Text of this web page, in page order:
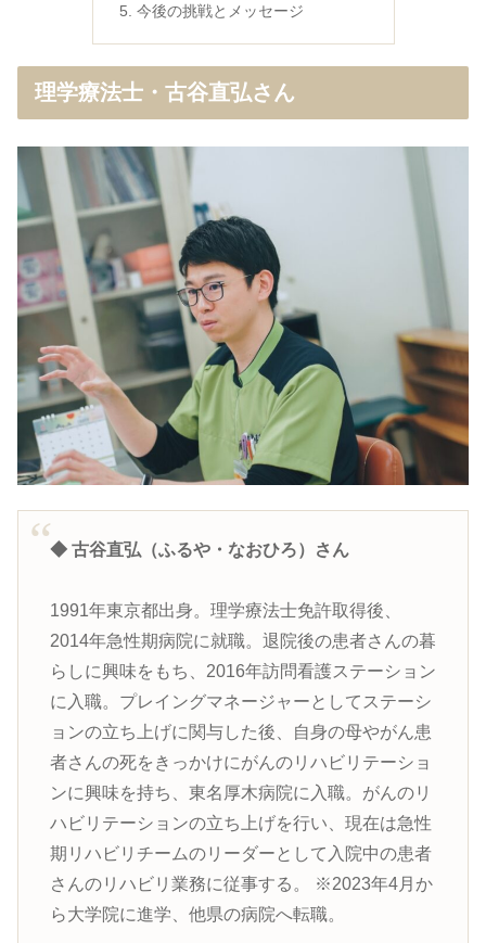
今後の挑戦とメッセージ
理学療法士・古谷直弘さん
◆ 古谷直弘（ふるや・なおひろ）さん
1991年東京都出身。理学療法士免許取得後、
2014年急性期病院に就職。退院後の患者さんの暮
らしに興味をもち、2016年訪問看護ステーション
に入職。プレイングマネージャーとしてステーシ
ョンの立ち上げに関与した後、自身の母やがん患
者さんの死をきっかけにがんのリハビリテーショ
ンに興味を持ち、東名厚木病院に入職。がんのリ
ハビリテーションの立ち上げを行い、現在は急性
期リハビリチームのリーダーとして入院中の患者
さんのリハビリ業務に従事する。 ※2023年4月か
ら大学院に進学、他県の病院へ転職。